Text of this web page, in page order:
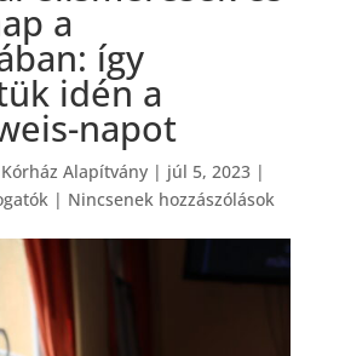
a
így
idén a
napot
Alapítvány| júl 5, 2023|
| Nincsenek hozzászólások